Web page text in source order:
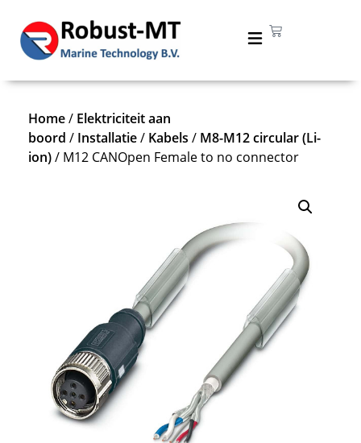
Home/ Elektriciteit aan
boord / Installatie/ Kabels / M8-M12 circular (Li-
ion)/ M12 CANOpen Female to no connector